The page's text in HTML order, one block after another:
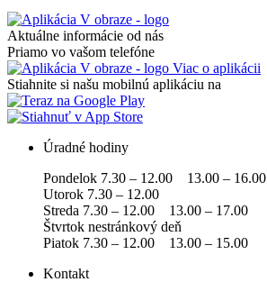
Aktuálne informácie od nás
Priamo vo vašom telefóne
Viac o aplikácii
Stiahnite si našu mobilnú aplikáciu na
Úradné hodiny
Pondelok 7.30 – 12.00 13.00 – 16.00
Utorok 7.30 – 12.00
Streda 7.30 – 12.00 13.00 – 17.00
Štvrtok nestránkový deň
Piatok 7.30 – 12.00 13.00 – 15.00
Kontakt